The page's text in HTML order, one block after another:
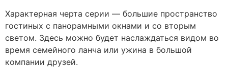
Характерная черта серии — большие пространство
гостиных с панорамными окнами и со вторым
светом. Здесь можно будет наслаждаться видом во
время семейного ланча или ужина в большой
компании друзей.